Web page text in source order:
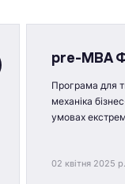
pre-MBA
Програма для
механіка
умовах
02 квітня 2025 р.